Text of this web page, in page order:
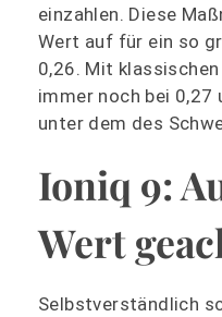
einzahlen. Diese
Wert auf für ein so
0,26. Mit
immer noch bei 0,27
unter dem des
Ioniq 9:
Wert
Selbstverständlich